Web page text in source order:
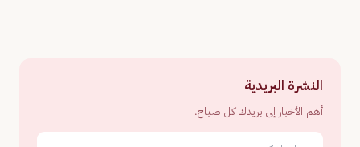
النشرة البريدية
أهم الأخبار إلى بريدك كل صباح.